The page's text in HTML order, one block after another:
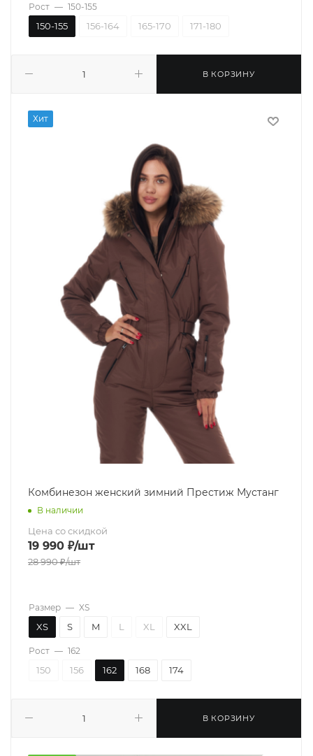
В КОРЗИНУ
Рост — 150-155
150-155 156-164 165-170 171-180
Хит
Комбинезон женский зимний Престиж Мустанг
В наличии
Цена со скидкой
19 990 ₽/шт
28 990₽/шт
В КОРЗИНУ
Размер — XS
XS S M L XL XXL
Рост — 162
150 156 162 168 174